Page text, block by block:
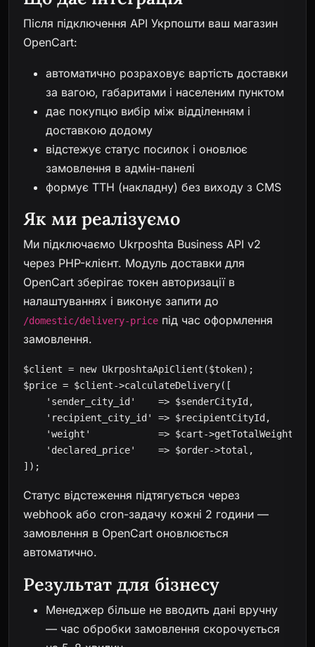
Після підключення API Укрпошти ваш магазин
OpenCart:
автоматично розраховує вартість доставки
за вагою, габаритами і населеним пунктом
дає покупцю вибір між відділенням і
доставкою додому
відстежує статус посилок і оновлює
замовлення в адмін-панелі
формує ТТН (накладну) без виходу з CMS
Як ми реалізуємо
Ми підключаємо Ukrposhta Business API v2
через PHP-клієнт. Модуль доставки для
OpenCart зберігає токен авторизації в
налаштуваннях і виконує запити до
/domestic/delivery-price під час оформлення
замовлення.
$client = new UkrposhtaApiClient($token);
$price = $client->calculateDelivery([
    'sender_city_id'    => $senderCityId,
    'recipient_city_id' => $recipientCityId,
    'weight'            => $cart->getTotalWeight(),
    'declared_price'    => $order->total,
]);
Статус відстеження підтягується через
webhook або cron-задачу кожні 2 години —
замовлення в OpenCart оновлюється
автоматично.
Результат для бізнесу
Менеджер більше не вводить дані вручну
— час обробки замовлення скорочується